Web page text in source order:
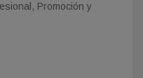
Promoción y